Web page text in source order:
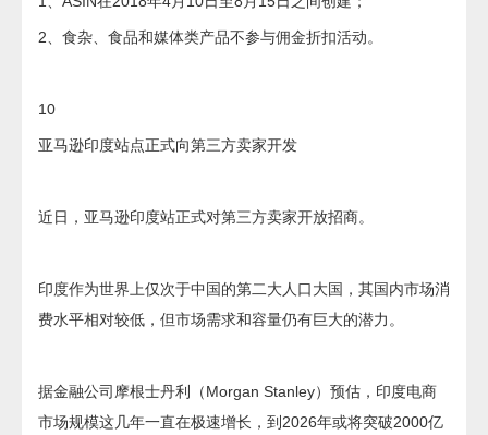
2、食杂、食品和媒体类产品不参与佣金折扣活动。
10
亚马逊印度站点正式向第三方卖家开发
近日，亚马逊印度站正式对第三方卖家开放招商。
印度作为世界上仅次于中国的第二大人口大国，其国内市场消
费水平相对较低，但市场需求和容量仍有巨大的潜力。
据金融公司摩根士丹利（Morgan Stanley）预估，印度电商
市场规模这几年一直在极速增长，到2026年或将突破2000亿